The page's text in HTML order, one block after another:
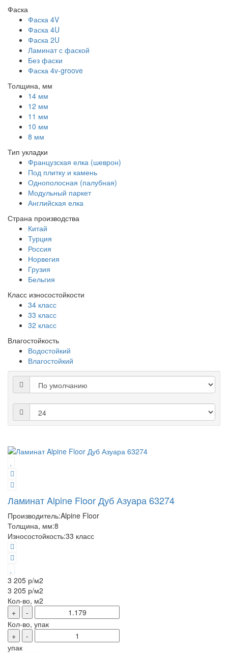
Фаска
Фаска 4V
Фаска 4U
Фаска 2U
Ламинат с фаской
Без фаски
Фаска 4v-groove
Толщина, мм
14 мм
12 мм
11 мм
10 мм
8 мм
Тип укладки
Французская елка (шеврон)
Под плитку и камень
Однополосная (палубная)
Модульный паркет
Английская елка
Страна производства
Китай
Турция
Россия
Норвегия
Грузия
Бельгия
Класс износостойкости
34 класс
33 класс
32 класс
Влагостойкость
Водостойкий
Влагостойкий
Ламинат Alpine Floor Дуб Азуара 63274
Производитель:Alpine Floor
Толщина, мм:8
Износостойкость:33 класс
3 205 р/м2
3 205 р/м2
Кол-во, м2
+
-
Кол-во, упак
+
-
упак